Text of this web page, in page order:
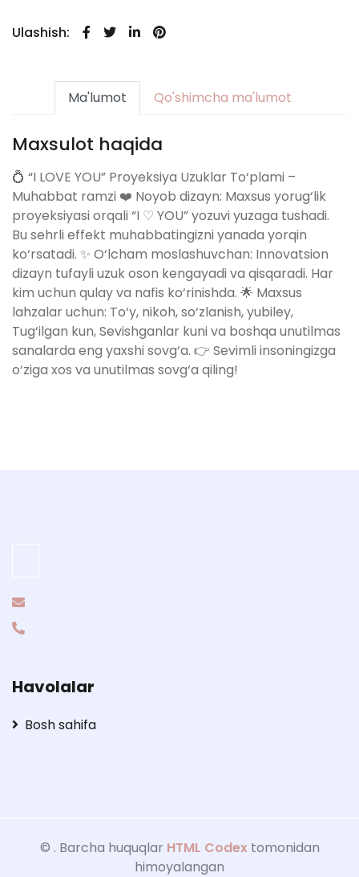
Ulashish:
Ma'lumot Qo'shimcha ma'lumot
Maxsulot haqida
💍 “I LOVE YOU” Proyeksiya Uzuklar To‘plami –
Muhabbat ramzi ❤️ Noyob dizayn: Maxsus yorug‘lik
proyeksiyasi orqali “I ♡ YOU” yozuvi yuzaga tushadi.
Bu sehrli effekt muhabbatingizni yanada yorqin
ko‘rsatadi. ✨ O‘lcham moslashuvchan: Innovatsion
dizayn tufayli uzuk oson kengayadi va qisqaradi. Har
kim uchun qulay va nafis ko‘rinishda. 🌟 Maxsus
lahzalar uchun: To‘y, nikoh, so‘zlanish, yubiley,
Tug‘ilgan kun, Sevishganlar kuni va boshqa unutilmas
sanalarda eng yaxshi sovg‘a. 👉 Sevimli insoningizga
o‘ziga xos va unutilmas sovg‘a qiling!
Havolalar
Bosh sahifa
© . Barcha huquqlar HTML Codex tomonidan
himoyalangan